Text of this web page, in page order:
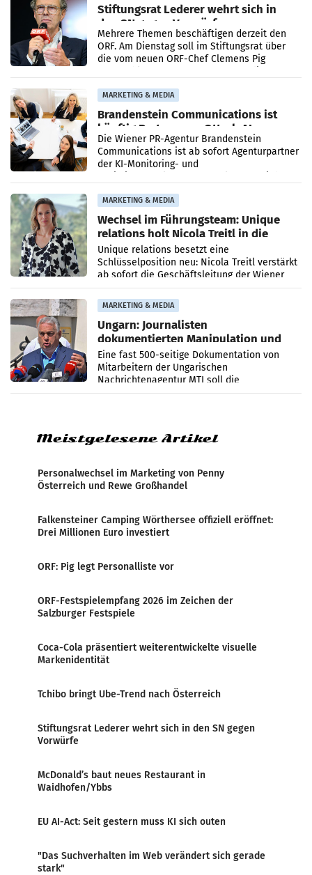
Stiftungsrat Lederer wehrt sich in
den SN gegen Vorwürfe
Mehrere Themen beschäftigen derzeit den
ORF. Am Dienstag soll im Stiftungsrat über
die vom neuen ORF-Chef Clemens Pig
MARKETING & MEDIA
Brandenstein Communications ist
künftig Partner von OtterlyAI
Die Wiener PR-Agentur Brandenstein
Communications ist ab sofort Agenturpartner
der KI-Monitoring- und
MARKETING & MEDIA
Wechsel im Führungsteam: Unique
relations holt Nicola Treitl in die
Geschäftsleitung
Unique relations besetzt eine
Schlüsselposition neu: Nicola Treitl verstärkt
ab sofort die Geschäftsleitung der Wiener
PR-Agentur an der Seite von Josef Kalina und
Anna Kalina-Mahr.
MARKETING & MEDIA
Ungarn: Journalisten
dokumentierten Manipulation und
Zensur
Eine fast 500-seitige Dokumentation von
Mitarbeitern der Ungarischen
Nachrichtenagentur MTI soll die
systematische Nachrichten-Manipulation und
Meistgelesene Artikel
Personalwechsel im Marketing von Penny
Österreich und Rewe Großhandel
Falkensteiner Camping Wörthersee offiziell eröffnet:
Drei Millionen Euro investiert
ORF: Pig legt Personalliste vor
ORF-Festspielempfang 2026 im Zeichen der
Salzburger Festspiele
Coca-Cola präsentiert weiterentwickelte visuelle
Markenidentität
Tchibo bringt Ube-Trend nach Österreich
Stiftungsrat Lederer wehrt sich in den SN gegen
Vorwürfe
McDonald’s baut neues Restaurant in
Waidhofen/Ybbs
EU AI-Act: Seit gestern muss KI sich outen
"Das Suchverhalten im Web verändert sich gerade
stark"